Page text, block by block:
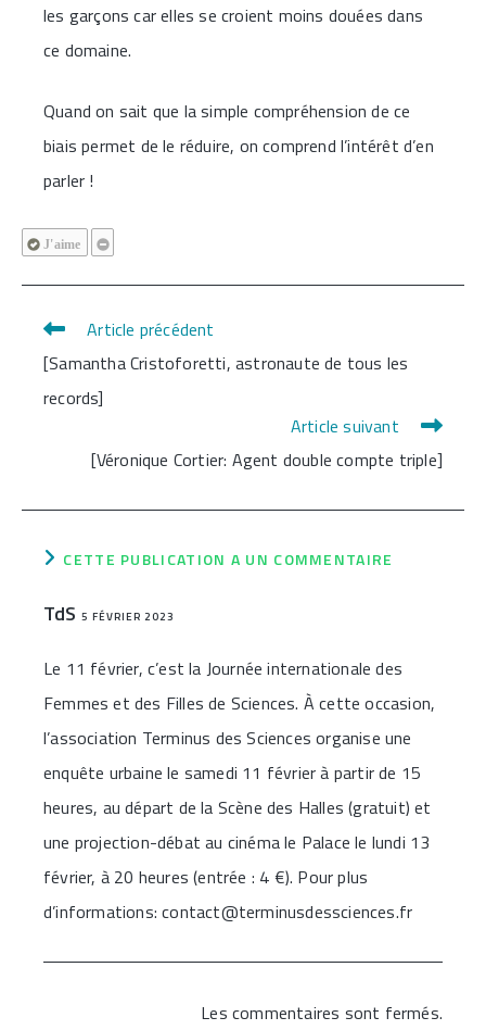
les garçons car elles se croient moins douées dans
ce domaine.
Quand on sait que la simple compréhension de ce
biais permet de le réduire, on comprend l’intérêt d’en
parler !
J'aime
Read
more
Article précédent
[Samantha Cristoforetti, astronaute de tous les
records]
Article suivant
[Véronique Cortier: Agent double compte triple]
CETTE PUBLICATION A UN COMMENTAIRE
TdS 5 FÉVRIER 2023
Le 11 février, c’est la Journée internationale des
Femmes et des Filles de Sciences. À cette occasion,
l’association Terminus des Sciences organise une
enquête urbaine le samedi 11 février à partir de 15
heures, au départ de la Scène des Halles (gratuit) et
une projection-débat au cinéma le Palace le lundi 13
février, à 20 heures (entrée : 4 €). Pour plus
d’informations:contact@terminusdessciences.fr
Les commentaires sont fermés.